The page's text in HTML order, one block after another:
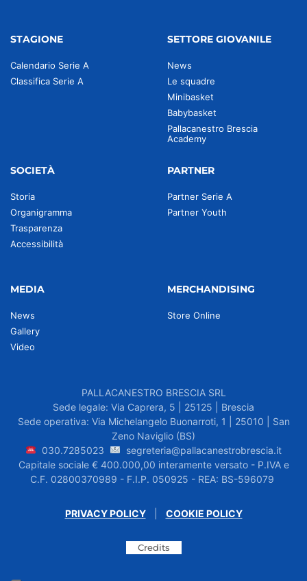
STAGIONE
Calendario Serie A
Classifica Serie A
SETTORE GIOVANILE
News
Le squadre
Minibasket
Babybasket
Pallacanestro Brescia
Academy
SOCIETÀ
Storia
Organigramma
Trasparenza
Accessibilità
PARTNER
Partner Serie A
Partner Youth
MEDIA
News
Gallery
Video
MERCHANDISING
Store Online
PALLACANESTRO BRESCIA SRL
Sede legale: Via Caprera, 5 | 25125 | Brescia
Sede operativa: Via Michelangelo Buonarroti, 1 | 25010 | San
Zeno Naviglio (BS)
030.7285023
segreteria@pallacanestrobrescia.it
Capitale sociale € 400.000,00 interamente versato - P.IVA e
C.F. 02800370989 - F.I.P. 050925 - REA: BS-596079
PRIVACY POLICY| COOKIE POLICY
Credits